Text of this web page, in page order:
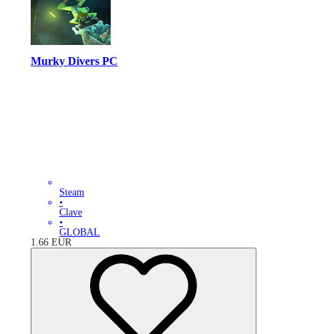
Murky Divers PC
Steam
•
Clave
•
GLOBAL
1.66 EUR